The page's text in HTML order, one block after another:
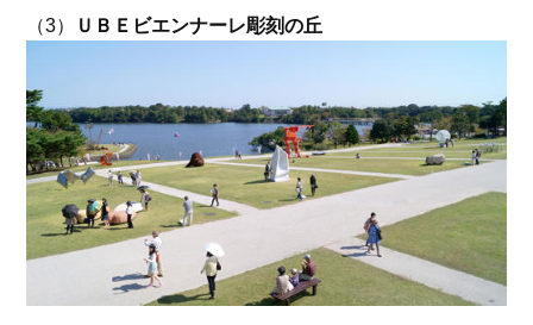
（3） ＵＢＥビエンナーレ彫刻の丘